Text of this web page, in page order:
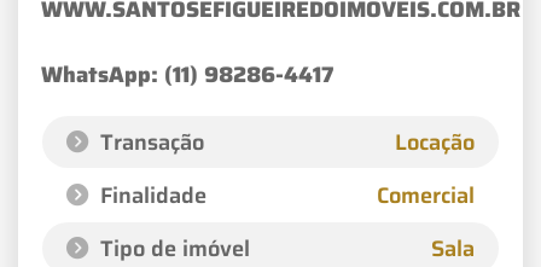
WWW.SANTOSEFIGUEIREDOIMOVEIS.COM.BR
WhatsApp: (11) 98286-4417
Transação
Locação
Finalidade
Comercial
Tipo de imóvel
Sala